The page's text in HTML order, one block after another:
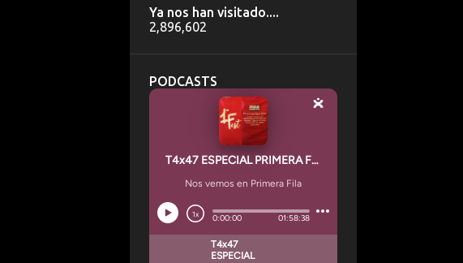
Ya nos han visitado....
2,896,602
PODCASTS